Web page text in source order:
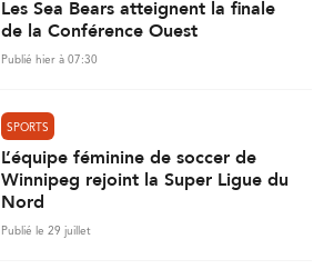
Les Sea Bears atteignent la finale
de la Conférence Ouest
Publié hier à 07:30
SPORTS
L’équipe féminine de soccer de
Winnipeg rejoint la Super Ligue du
Nord
Publié le 29 juillet